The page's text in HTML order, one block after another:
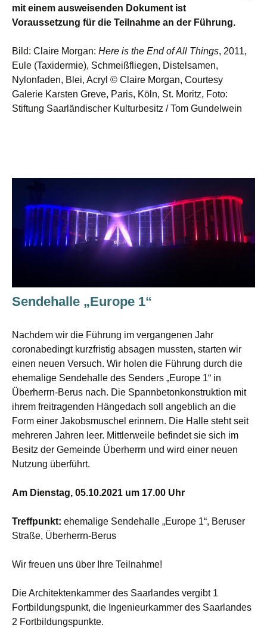
mit einem ausweisenden Dokument ist
Voraussetzung für die Teilnahme an der Führung.
Bild: Claire Morgan: Here is the End of All Things, 2011,
Eule (Taxidermie), Schmeißfliegen, Distelsamen,
Nylonfaden, Blei, Acryl © Claire Morgan, Courtesy
Galerie Karsten Greve, Paris, Köln, St. Moritz, Foto:
Stiftung Saarländischer Kulturbesitz / Tom Gundelwein
Sendehalle „Europe 1“
Nachdem wir die Führung im vergangenen Jahr
coronabedingt kurzfristig absagen mussten, starten wir
einen neuen Versuch. Wir holen die Führung durch die
ehemalige Sendehalle des Senders „Europe 1“ in
Überherrn-Berus nach. Die Spannbetonkonstruktion mit
ihrem freitragenden Hängedach soll angeblich an die
Form einer Jakobsmuschel erinnern. Die Halle steht seit
mehreren Jahren leer. Mittlerweile befindet sie sich im
Besitz der Gemeinde Überherrn und wird einer neuen
Nutzung überführt.
Am Dienstag, 05.10.2021 um 17.00 Uhr
Treffpunkt: ehemalige Sendehalle „Europe 1“, Beruser
Straße, Überherrn-Berus
Wir freuen uns über Ihre Teilnahme!
Die Architektenkammer des Saarlandes vergibt 1
Fortbildungspunkt, die Ingenieurkammer des Saarlandes
2 Fortbildungspunkte.